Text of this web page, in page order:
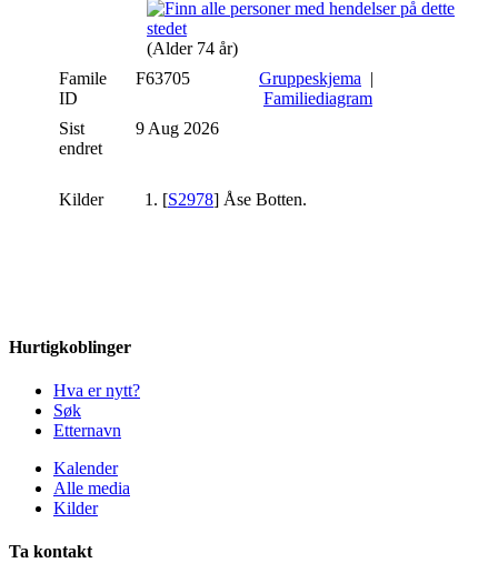
(Alder 74 år)
Famile
ID
F63705 Gruppeskjema |
Familiediagram
Sist
endret
9 Aug 2026
Kilder [S2978] Åse Botten.
Hurtigkoblinger
Hva er nytt?
Søk
Etternavn
Kalender
Alle media
Kilder
Ta kontakt